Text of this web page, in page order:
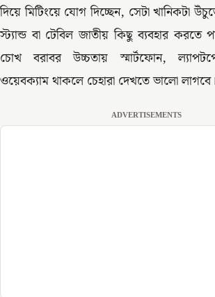
দিয়ে মিটিংয়ে যোগ দিচ্ছেন, সেটা খানিকটা
স্ট্যান্ড বা টেবিল জাতীয় কিছু ব্যবহার করতে
চোখ বরাবর উচ্চতায় স্মার্টফোন,
ওয়েবক্যাম থাকলে চেহারা দেখতে ভালো লাগবে।
ADVERTISEMENTS